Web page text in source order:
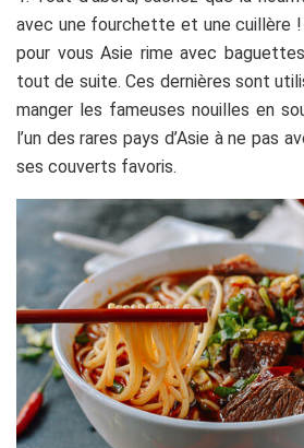
avec une fourchette et une cuillère
pour vous Asie rime avec
tout de suite. Ces dernières sont
manger les fameuses nouilles en
l’un des rares pays d’Asie à ne pas
ses couverts favoris.